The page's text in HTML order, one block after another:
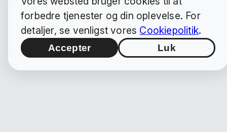
forbedre tjenester og din oplevelse. For
detaljer, se venligst vores Cookiepolitik.
Accepter Luk